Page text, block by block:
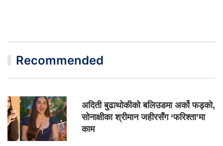
Recommended
अदिती बुढाथोकीको बलिउडमा अर्को फड्को,
सोनाक्षीका श्रीमान जहीरसँग ‘फरिश्ता’मा
काम